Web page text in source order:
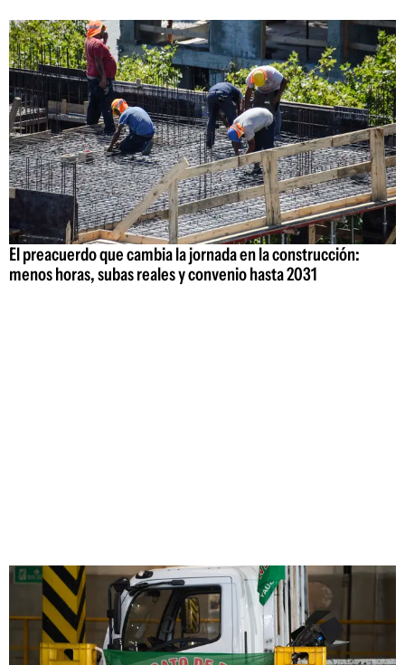
El preacuerdo que cambia la jornada en la construcción:
menos horas, subas reales y convenio hasta 2031